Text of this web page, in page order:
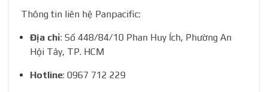
Thông tin liên hệ Panpacific:
Địa chỉ: Số 448/84/10 Phan Huy Ích, Phường An
Hội Tây, TP. HCM
Hotline: 0967 712 229